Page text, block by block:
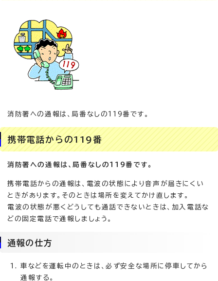
消防署への通報は、局番なしの119番です。
携帯電話からの119番
消防署への通報は、局番なしの119番です。
携帯電話からの通報は、電波の状態により音声が届きにくい
ときがあります。そのときは場所を変えてかけ直します。
電波の状態が悪くどうしても通話できないときは、加入電話な
どの固定電話で通報しましょう。
通報の仕方
車などを運転中のときは、必ず安全な場所に停車してから
通報する。